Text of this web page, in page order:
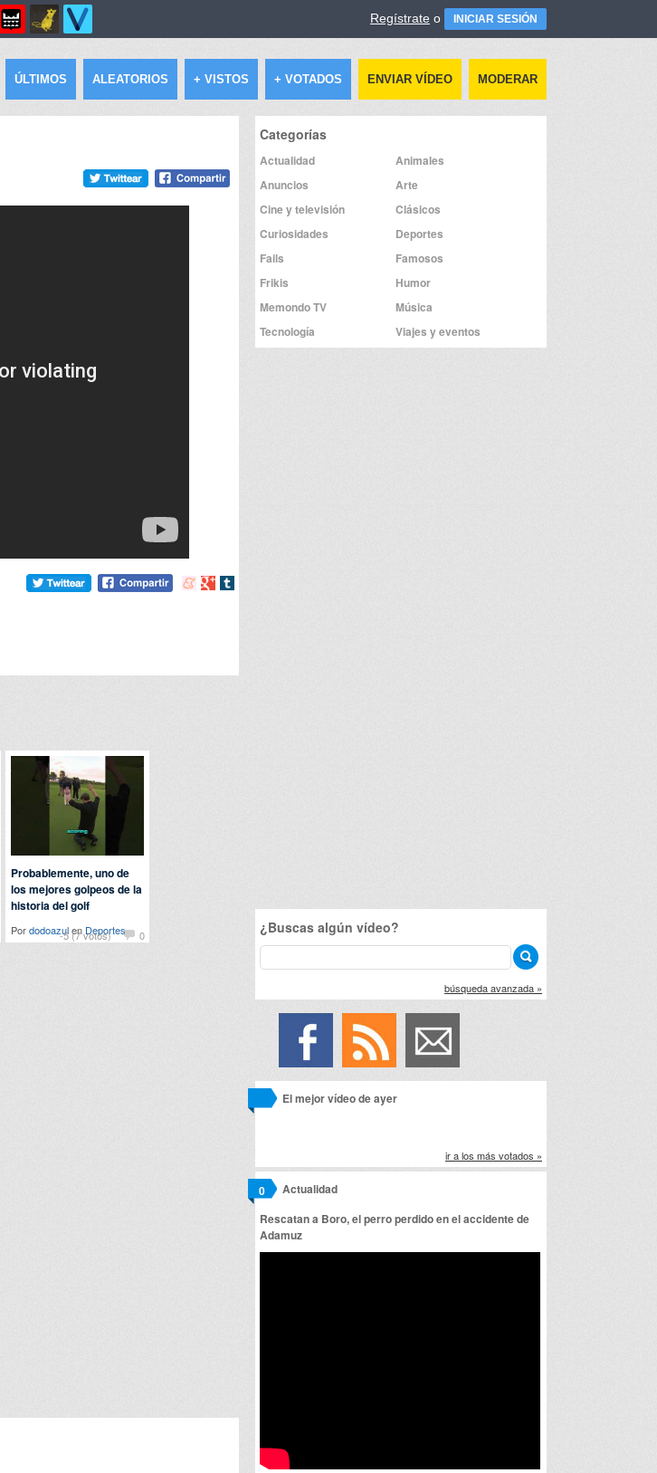
Regístrate o INICIAR SESIÓN
ÚLTIMOS ALEATORIOS + VISTOS + VOTADOS ENVIAR VÍDEO MODERAR
Compartir
Compartir
Compartir
-5 (7 votos)
0
Probablemente, uno de
los mejores golpeos de la
historia del golf
Pordodoazulen Deportes
Categorías
Actualidad
Animales
Anuncios
Arte
Cine y televisión
Clásicos
Curiosidades
Deportes
Fails
Famosos
Frikis
Humor
Memondo TV
Música
Tecnología
Viajes y eventos
¿Buscas algún vídeo?
búsqueda avanzada »
El mejor vídeo de ayer
ir a los más votados »
Actualidad
0
Rescatan a Boro, el perro perdido en el accidente de
Adamuz